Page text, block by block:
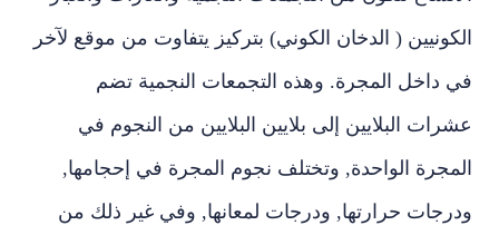
الكونيين ‏(‏ الدخان الكوني‏)‏ بتركيز يتفاوت من موقع لآخر
في داخل المجرة‏.‏ وهذه التجمعات النجمية تضم
عشرات البلايين إلى بلايين البلايين من النجوم في
المجرة الواحدة‏,‏ وتختلف نجوم المجرة في إحجامها‏,‏
ودرجات حرارتها‏,‏ ودرجات لمعانها‏,‏ وفي غير ذلك من